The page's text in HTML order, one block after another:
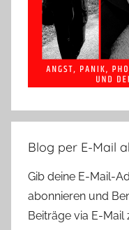
Blog per E-Mail
Gib deine E-Mail-
abonnieren und
Beiträge via E-Mail